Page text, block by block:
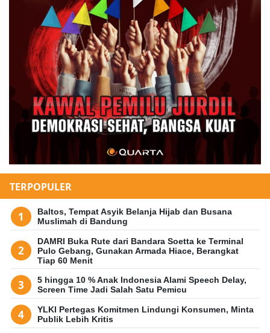
TERPOPULER
Baltos, Tempat Asyik Belanja Hijab dan Busana
Muslimah di Bandung
DAMRI Buka Rute dari Bandara Soetta ke Terminal
Pulo Gebang, Gunakan Armada Hiace, Berangkat
Tiap 60 Menit
5 hingga 10 % Anak Indonesia Alami Speech Delay,
Screen Time Jadi Salah Satu Pemicu
YLKI Pertegas Komitmen Lindungi Konsumen, Minta
Publik Lebih Kritis